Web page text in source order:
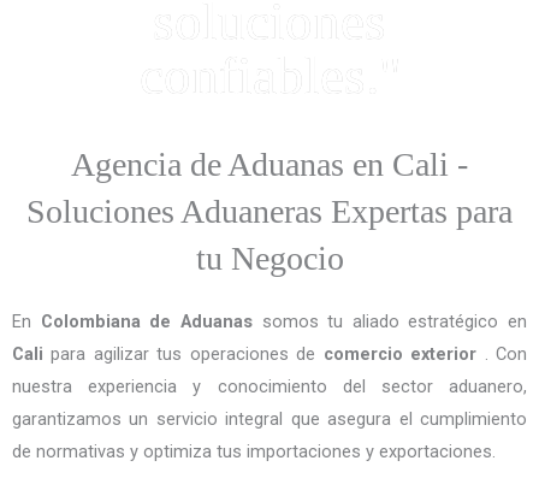
Agencia de Aduanas en Cali -
Soluciones Aduaneras Expertas para
tu Negocio
En Colombiana de Aduanassomos tu aliado estratégico en
Cali para agilizar tus operaciones de comercio exterior . Con
nuestra experiencia y conocimiento del sector aduanero,
garantizamos un servicio integral que asegura el cumplimiento
de normativas y optimiza tus importaciones y exportaciones.